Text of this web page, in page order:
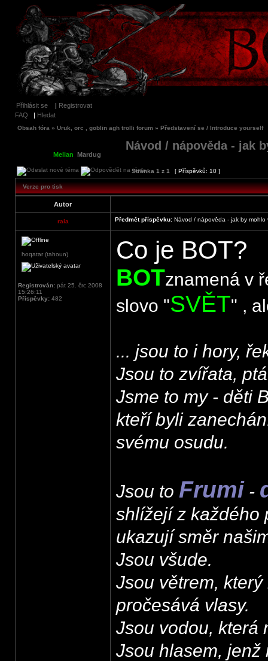
Přihlásit se | Registrovat
FAQ | Hledat
Obsah fóra » Uruk, orc , goblin agh trolli forum » Představení se / Introduce yourself
Návod / nápověda - jak
Melian Mardug
Stránka 1 z 1 [ Příspěvků: 10 ]
Verze pro tisk
Autor
raia Předmět příspěvku: Návod / nápověda - jak by
hoqatar (tahoun)
Registrován: pát 25. črc 2008
15:26:11
Příspěvky: 482
Co je BOT?
BOTznamená v
slovo "SVĚT" ,
... jsou to i hory,
Jsou to zvířata,
Jsme to my - děti
kteří byli
svému osudu.
Jsou to Frumi -
shlížejí z každého
ukazují směr
Jsou všude.
Jsou větrem,
pročesává vlasy.
Jsou vodou, která
Jsou hlasem,